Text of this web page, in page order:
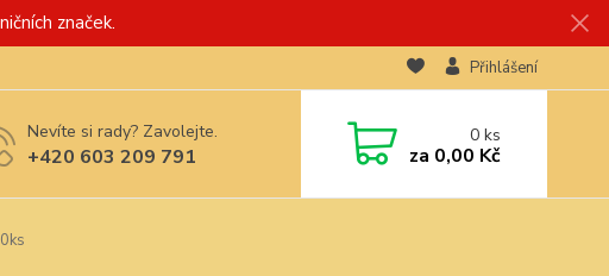
značek.
Přihlášení
Nevíte si rady? Zavolejte.
+420 603 209 791
0ks
za 0,00 Kč